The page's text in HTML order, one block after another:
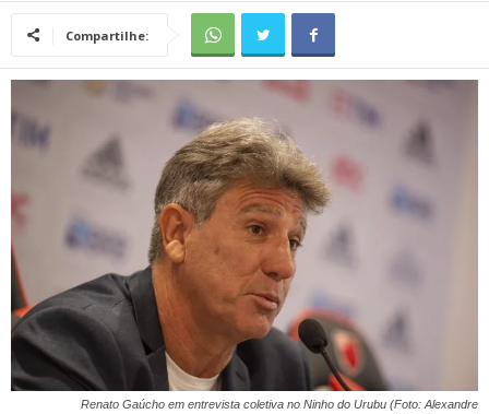
Compartilhe:
Renato Gaúcho em entrevista coletiva no Ninho do Urubu (Foto: Alexandre